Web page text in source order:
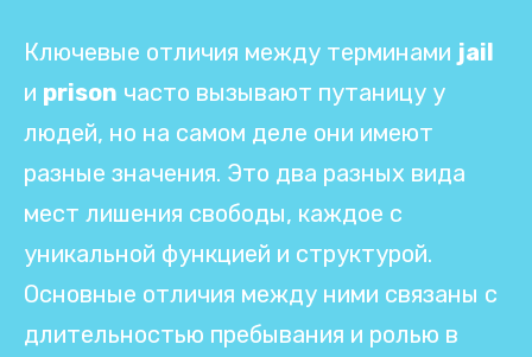
Ключевые отличия между терминами jail
и prison часто вызывают путаницу у
людей, но на самом деле они имеют
разные значения. Это два разных вида
мест лишения свободы, каждое с
уникальной функцией и структурой.
Основные отличия между ними связаны с
длительностью пребывания и ролью в